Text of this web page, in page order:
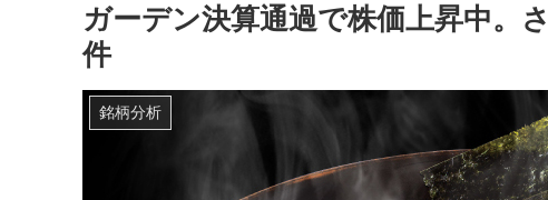
ガーデン決算通過で株価上昇中。
件
銘柄分析